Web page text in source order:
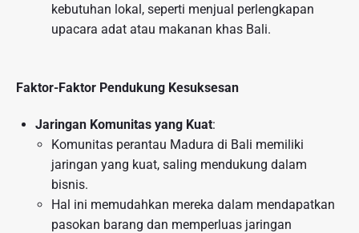
kebutuhan lokal, seperti menjual perlengkapan
upacara adat atau makanan khas Bali.
Faktor-Faktor Pendukung Kesuksesan
Jaringan Komunitas yang Kuat:
Komunitas perantau Madura di Bali memiliki
jaringan yang kuat, saling mendukung dalam
bisnis.
Hal ini memudahkan mereka dalam mendapatkan
pasokan barang dan memperluas jaringan